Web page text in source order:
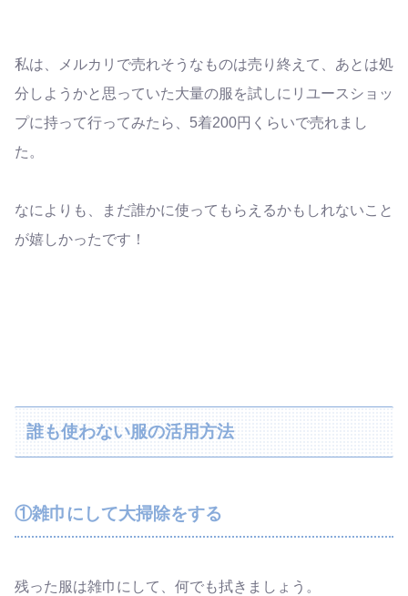
私は、メルカリで売れそうなものは売り終えて、あとは処
分しようかと思っていた大量の服を試しにリユースショッ
プに持って行ってみたら、5着200円くらいで売れまし
た。
なによりも、まだ誰かに使ってもらえるかもしれないこと
が嬉しかったです！
誰も使わない服の活用方法
①雑巾にして大掃除をする
残った服は雑巾にして、何でも拭きましょう。